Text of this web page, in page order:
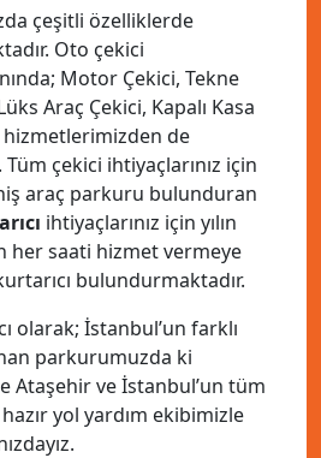
çeşitli özelliklerde
Oto çekici
Motor Çekici, Tekne
Araç Çekici, Kapalı Kasa
hizmetlerimizden de
çekici ihtiyaçlarınız için
araç parkuru bulunduran
ihtiyaçlarınız için yılın
her saati hizmet vermeye
bulundurmaktadır.
olarak; İstanbul’un farklı
parkurumuzda ki
Ataşehir ve İstanbul’un tüm
yol yardım ekibimizle